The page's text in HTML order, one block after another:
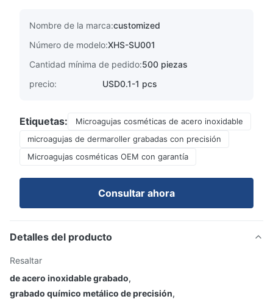
Nombre de la marca:customized
Número de modelo:XHS-SU001
Cantidad mínima de pedido:500 piezas
precio:
USD0.1-1 pcs
Etiquetas:
Microagujas cosméticas de acero inoxidable
microagujas de dermaroller grabadas con precisión
Microagujas cosméticas OEM con garantía
Consultar ahora
Detalles del producto
Resaltar
de acero inoxidable grabado,
grabado químico metálico de precisión,